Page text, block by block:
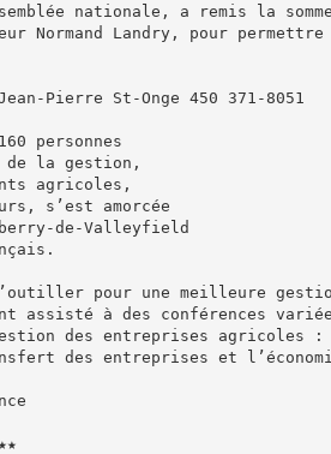
nationale, a remis la
Normand Landry, pour
Pierre St-Onge 450 371-8051
personnes
de la gestion,
agricoles,
s’est amorcée
de-Valleyfield
pour une meilleure
assisté à des conférences
des entreprises agricoles :
des entreprises et